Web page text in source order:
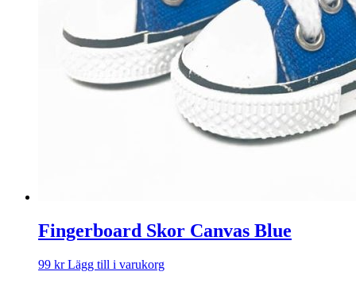
Fingerboard Skor Canvas Blue
99 kr Lägg till i varukorg